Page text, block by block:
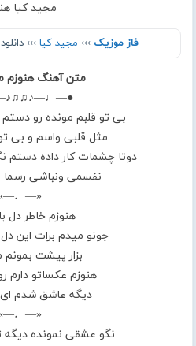
مجید کیا
فاز موزیک ››› مجید کیا ›››
متن آهنگ هنوزم
بی تو قلبم مونده رو
مثل قلبی واسم و بی
دوتا چشمات کار داده دستم
نفسمی ونباشی
هنوزم خاطر دل
جونو میدم برات این
بزار پیشت بمونم
هنوزم عکساتو دارم
دیگه عاشق شدم ای
نگو عشقی نمونده